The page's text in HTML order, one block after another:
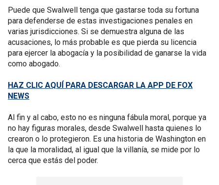
Puede que Swalwell tenga que gastarse toda su fortuna
para defenderse de estas investigaciones penales en
varias jurisdicciones. Si se demuestra alguna de las
acusaciones, lo más probable es que pierda su licencia
para ejercer la abogacía y la posibilidad de ganarse la vida
como abogado.
HAZ CLIC AQUÍ PARA DESCARGAR LA APP DE FOX
NEWS
Al fin y al cabo, esto no es ninguna fábula moral, porque ya
no hay figuras morales, desde Swalwell hasta quienes lo
crearon o lo protegieron. Es una historia de Washington en
la que la moralidad, al igual que la villanía, se mide por lo
cerca que estás del poder.